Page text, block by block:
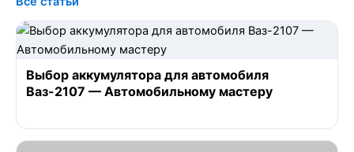
Выбор аккумулятора для автомобиля
Ваз-2107 — Автомобильному мастеру